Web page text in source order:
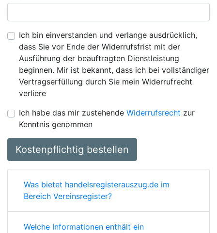
Ich bin einverstanden und verlange ausdrücklich,
dass Sie vor Ende der Widerrufsfrist mit der
Ausführung der beauftragten Dienstleistung
beginnen. Mir ist bekannt, dass ich bei vollständiger
Vertragserfüllung durch Sie mein Widerrufrecht
verliere
Ich habe das mir zustehende Widerrufsrecht zur
Kenntnis genommen
Kostenpflichtig bestellen
Was bietet handelsregisterauszug.de im
Bereich Vereinsregister?
Welche Informationen enthält ein